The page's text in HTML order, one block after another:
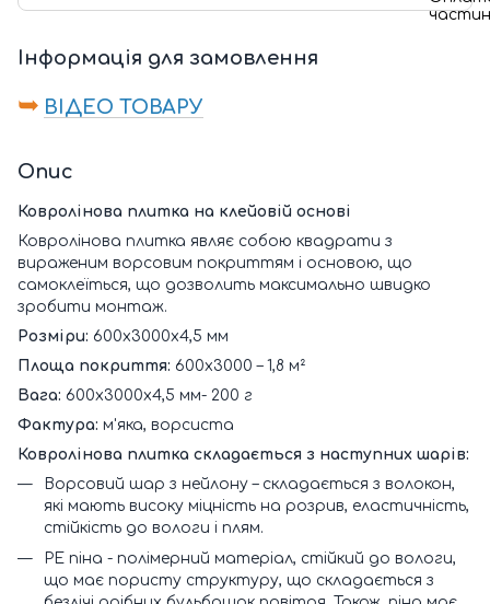
Інформація для замовлення
➥ ВІДЕО ТОВАРУ
Опис
Ковролінова плитка на клейовій основі
Ковролінова плитка являє собою квадрати з
вираженим ворсовим покриттям і основою, що
самоклеїться, що дозволить максимально швидко
зробити монтаж.
Розміри: 600х3000х4,5 мм
Площа покриття: 600х3000 – 1,8 м²
Вага: 600х3000х4,5 мм- 200 г
Фактура: м'яка, ворсиста
Ковролінова плитка складається з наступних шарів:
Ворсовий шар з нейлону – складається з волокон,
які мають високу міцність на розрив, еластичність,
стійкість до вологи і плям.
РЕ піна - полімерний матеріал, стійкий до вологи,
що має пористу структуру, що складається з